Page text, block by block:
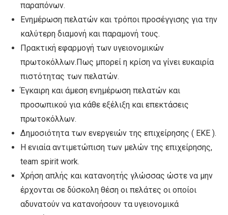
παραπόνων.
Ενημέρωση πελατών και τρόποι προσέγγισης για την
καλύτερη διαμονή και παραμονή τους.
Πρακτική εφαρμογή των υγειονομικών
πρωτοκόλλων.Πως μπορεί η κρίση να γίνει ευκαιρία
πιστότητας των πελατών.
Έγκαιρη και άμεση ενημέρωση πελατών και
προσωπικού για κάθε εξέλιξη και επεκτάσεις
πρωτοκόλλων.
Δημοσιότητα των ενεργειών της επιχείρησης ( ΕΚΕ ).
Η ενιαία αντιμετώπιση των μελών της επιχείρησης,
team spirit work.
Χρήση απλής και κατανοητής γλώσσας ώστε να μην
έρχονται σε δύσκολη θέση οι πελάτες οι οποίοι
αδυνατούν να κατανοήσουν τα υγειονομικά